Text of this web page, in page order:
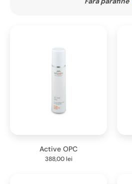
Active OPC
388,00lei